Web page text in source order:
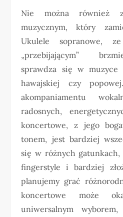
Nie można również
muzycznym, który
Ukulele sopranowe,
„przebijającym”
sprawdza się w muzyce
hawajskiej czy
akompaniamentu
radosnych,
koncertowe, z jego
tonem, jest bardziej
się w różnych
fingerstyle i bardziej
planujemy grać
koncertowe może
uniwersalnym